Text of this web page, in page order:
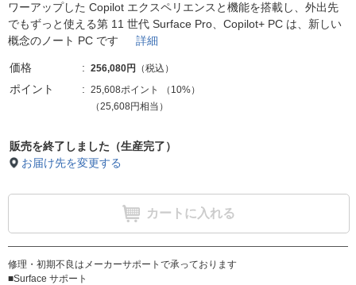
ワーアップした Copilot エクスペリエンスと機能を搭載し、外出先
でもずっと使える第 11 世代 Surface Pro、Copilot+ PC は、新しい
概念のノート PC です 詳細
価格 256,080円 （税込）
ポイント 25,608ポイント （ 10%）
（25,608円相当）
販売を終了しました（生産完了）
お届け先を変更する
カートに入れる
修理・初期不良はメーカーサポートで承っております
■Surface サポート